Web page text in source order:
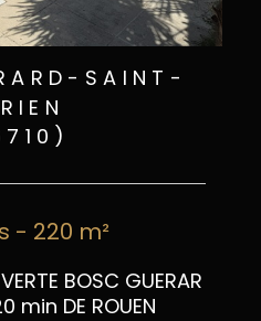
SAINT-
- 220 m²
BOSC GUERAR
min DE ROUEN